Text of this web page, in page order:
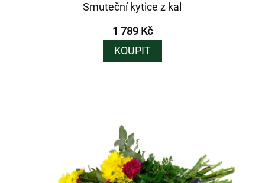
Smuteční kytice z kal
1 789 Kč
KOUPIT